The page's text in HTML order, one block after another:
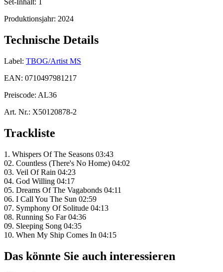
Set-Inhalt:
Produktionsjahr: 2024
Technische Details
Label: TBOG/Artist MS
EAN: 0710497981217
Preiscode: AL36
Art. Nr.: X50120878-2
Trackliste
1. Whispers Of The Seasons 03:43
02. Countless (There's No Home) 04:02
03. Veil Of Rain 04:23
04. God Willing 04:17
05. Dreams Of The Vagabonds 04:11
06. I Call You The Sun 02:59
07. Symphony Of Solitude 04:13
08. Running So Far 04:36
09. Sleeping Song 04:35
10. When My Ship Comes In 04:15
Das könnte Sie auch interessieren